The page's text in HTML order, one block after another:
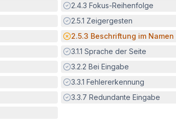
Erfüllt:
2.4.3 Fokus-Reihenfolge
Erfüllt:
2.5.1 Zeigergesten
Potenzielle Barriere:
2.5.3 Beschriftung im Namen
Erfüllt:
3.1.1 Sprache der Seite
Erfüllt:
3.2.2 Bei Eingabe
Erfüllt:
3.3.1 Fehlererkennung
Erfüllt:
3.3.7 Redundante Eingabe